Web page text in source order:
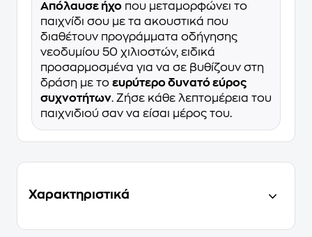
Απόλαυσε ήχο που μεταμορφώνει το
παιχνίδι σου με τα ακουστικά που
διαθέτουν προγράμματα οδήγησης
νεοδυμίου 50 χιλιοστών, ειδικά
προσαρμοσμένα για να σε βυθίζουν στη
δράση με το ευρύτερο δυνατό εύρος
συχνοτήτων. Ζήσε κάθε λεπτομέρεια του
παιχνιδιού σαν να είσαι μέρος του.
Χαρακτηριστικά